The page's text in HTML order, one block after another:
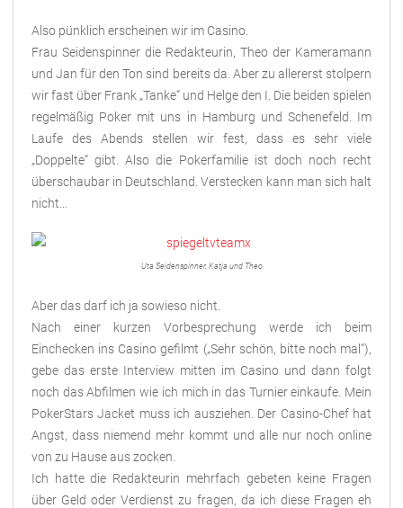
Also pünklich erscheinen wir im Casino.
Frau Seidenspinner die Redakteurin, Theo der Kameramann
und Jan für den Ton sind bereits da. Aber zu allererst stolpern
wir fast über Frank „Tanke“ und Helge den I. Die beiden spielen
regelmäßig Poker mit uns in Hamburg und Schenefeld. Im
Laufe des Abends stellen wir fest, dass es sehr viele
„Doppelte“ gibt. Also die Pokerfamilie ist doch noch recht
überschaubar in Deutschland. Verstecken kann man sich halt
nicht…
Uta Seidenspinner, Katja und Theo
Aber das darf ich ja sowieso nicht.
Nach einer kurzen Vorbesprechung werde ich beim
Einchecken ins Casino gefilmt („Sehr schön, bitte noch mal“),
gebe das erste Interview mitten im Casino und dann folgt
noch das Abfilmen wie ich mich in das Turnier einkaufe. Mein
PokerStars Jacket muss ich ausziehen. Der Casino-Chef hat
Angst, dass niemend mehr kommt und alle nur noch online
von zu Hause aus zocken.
Ich hatte die Redakteurin mehrfach gebeten keine Fragen
über Geld oder Verdienst zu fragen, da ich diese Fragen eh